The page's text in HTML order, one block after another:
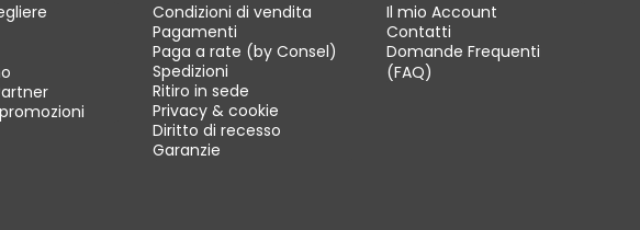
Condizioni di vendita
Pagamenti
Paga a rate (by Consel)
Spedizioni
Ritiro in sede
Privacy & cookie
Diritto di recesso
Garanzie
Il mio Account
Contatti
Domande Frequenti
(FAQ)